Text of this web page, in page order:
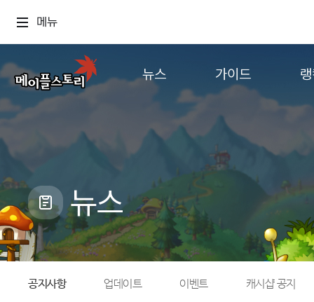
메뉴
뉴스
공지사항
업데이트
캐시샵 공지
메이플 알림판
with maple
가이드
게임정보
직업소개
확률형 아이템
NEXON NOW
뉴스
공지사항 업데이트 이벤트 캐시샵 공지